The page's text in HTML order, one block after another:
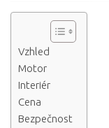
Vzhled
Motor
Interiér
Cena
Bezpečnost